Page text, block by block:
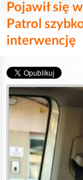
Pojawił się
Patrol
interwencję